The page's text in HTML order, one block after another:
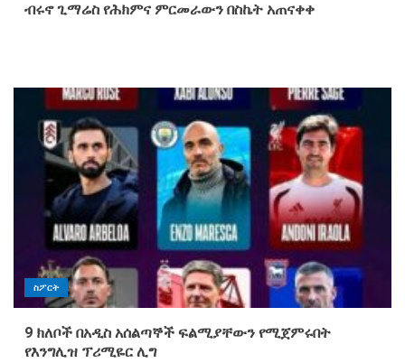
ብሩኖ ጊማሬስ የሕክምና ምርመራውን በስኬት አጠናቀቀ
ስፖርት
9 ክለቦች በአዲስ አሰልጣኞች ፍልሚያቸውን የሚጀምሩበት
የእንግሊዝ ፕሪሚዬር ሊግ